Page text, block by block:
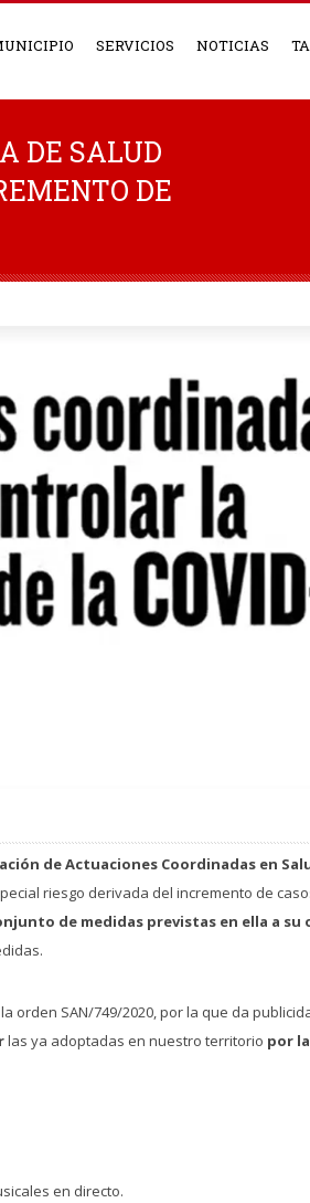
SERVICIOS NOTICIAS
DE SALUD
DE
de Actuaciones Coordinadas en
riesgo derivada del incremento de
de medidas previstas en ella a
la orden SAN/749/2020, por la que da
las ya adoptadas en nuestro territorio por
en directo.